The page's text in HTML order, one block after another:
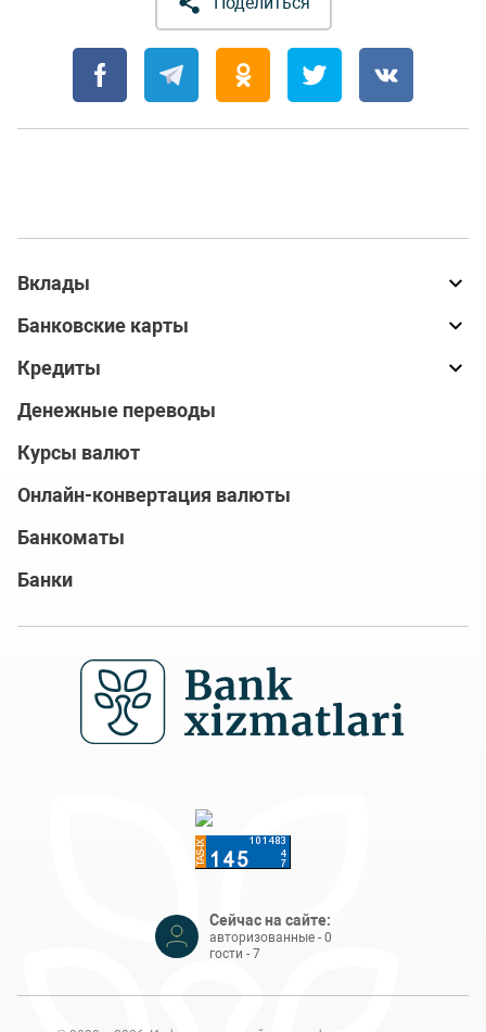
Вклады
Банковские карты
Кредиты
Денежные переводы
Курсы валют
Онлайн-конвертация валюты
Банкоматы
Банки
Сейчас на сайте:
авторизованные - 0
гости - 7